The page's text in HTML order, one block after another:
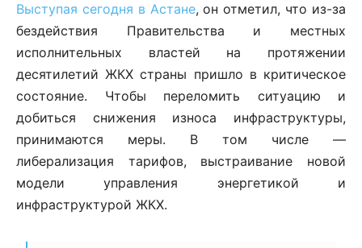
Выступая сегодня в Астане, он отметил, что из-за
бездействия Правительства и местных
исполнительных властей на протяжении
десятилетий ЖКХ страны пришло в критическое
состояние. Чтобы переломить ситуацию и
добиться снижения износа инфраструктуры,
принимаются меры. В том числе —
либерализация тарифов, выстраивание новой
модели управления энергетикой и
инфраструктурой ЖКХ.